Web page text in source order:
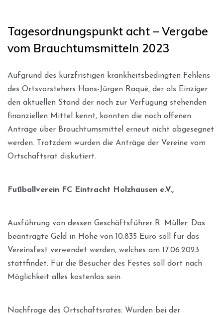
Tagesordnungspunkt acht – Vergabe
vom Brauchtumsmitteln 2023
Aufgrund des kurzfristigen krankheitsbedingten Fehlens
des Ortsvorstehers Hans-Jürgen Raquè, der als Einziger
den aktuellen Stand der noch zur Verfügung stehenden
finanziellen Mittel kennt, konnten die noch offenen
Anträge über Brauchtumsmittel erneut nicht abgesegnet
werden. Trotzdem wurden die Anträge der Vereine vom
Ortschaftsrat diskutiert.
Fußballverein FC Eintracht Holzhausen e.V.,
Ausführung von dessen Geschäftsführer R. Müller: Das
beantragte Geld in Höhe von 10.835 Euro soll für das
Vereinsfest verwendet werden, welches am 17.06.2023
stattfindet. Für die Besucher des Festes soll dort nach
Möglichkeit alles kostenlos sein.
Nachfrage des Ortschaftsrates: Wurden bei der